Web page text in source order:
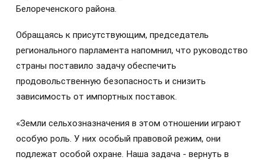
Белореченского района.
Обращаясь к присутствующим, председатель
регионального парламента напомнил, что руководство
страны поставило задачу обеспечить
продовольственную безопасность и снизить
зависимость от импортных поставок.
«Земли сельхозназначения в этом отношении играют
особую роль. У них особый правовой режим, они
подлежат особой охране. Наша задача - вернуть в